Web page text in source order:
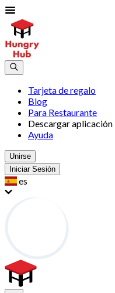
Tarjeta de regalo
Blog
Para Restaurante
Descargar aplicación
Ayuda
Unirse
Iniciar Sesión
es